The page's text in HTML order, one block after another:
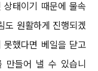
태이기 때문에 물속
도 원활하게 진행되겠
했다면 베일을 닫고
만들어 낼 수 있습니